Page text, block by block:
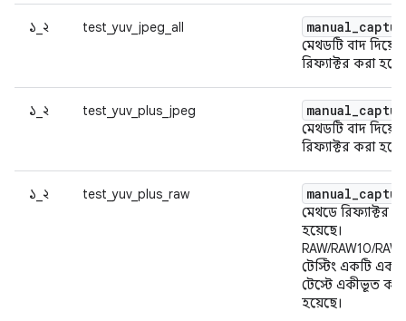
১_২ test_yuv_jpeg_all
মেথডটি বাদ দিয়ে
রিফ্যাক্টর করা
১_২ test_yuv_plus_jpeg
মেথডটি বাদ দিয়ে
রিফ্যাক্টর করা
১_২ test_yuv_plus_raw
মেথডে রিফ্যাক্টর
হয়েছে।
RAW/RAW10/
টেস্টিং একটি একক
টেস্টে একীভূত করা
হয়েছে।